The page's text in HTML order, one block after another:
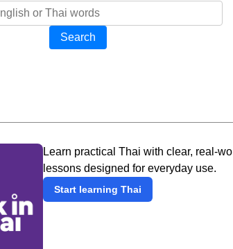
Search
Learn practical Thai with clear, real-
lessons designed for everyday use.
Start learning Thai